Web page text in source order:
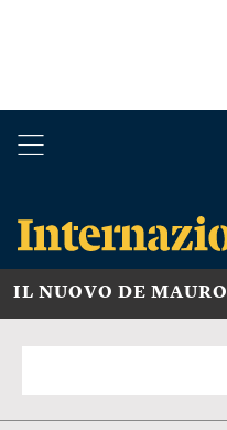
IL NUOVO DE MAURO